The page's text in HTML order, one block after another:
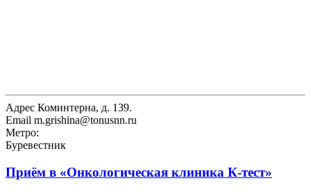
Адрес Коминтерна, д. 139.
Email m.grishina@tonusnn.ru
Метро:
Буревестник
Приём в «Онкологическая клиника К-тест»